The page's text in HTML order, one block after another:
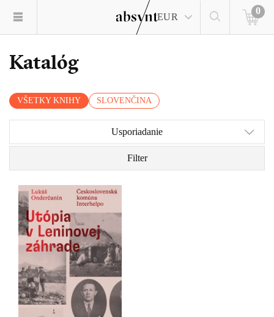
EUR
0
Katalóg
VŠETKY KNIHY SLOVENČINA
Usporiadanie
Filter
Nie je to žiadna
fatamorgána – pred očami
sa im skutočne črtajú
obrysy vysnívaného raja.
Ďaleko za chrbtami
nechávajú československú
biedu a vyrážajú za
volaním svojho srdca – do
Sovietskeho zväzu. Lukáš
Onderčanin nám vo
svojom dokumentárnom